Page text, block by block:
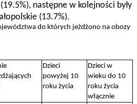
następne w kolejności były
(13.7%).
Dzieci
powyżej 10
roku życia
Dzieci w
wieku do 10
roku życia
włącznie